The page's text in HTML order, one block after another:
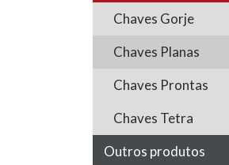
Chaves Gorje
Chaves Planas
Chaves Prontas
Chaves Tetra
Outros produtos